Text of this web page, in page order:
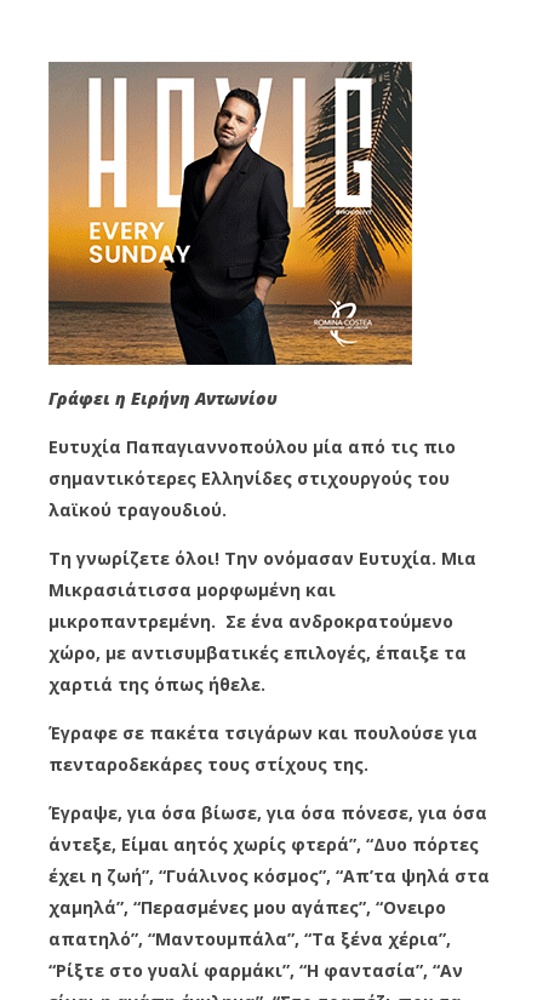
Γράφει η Ειρήνη Αντωνίου
Ευτυχία Παπαγιαννοπούλου μία από τις πιο
σημαντικότερες Ελληνίδες στιχουργούς του
λαϊκού τραγουδιού.
Τη γνωρίζετε όλοι! Την ονόμασαν Ευτυχία. Μια
Μικρασιάτισσα μορφωμένη και
μικροπαντρεμένη. Σε ένα ανδροκρατούμενο
χώρο, με αντισυμβατικές επιλογές, έπαιξε τα
χαρτιά της όπως ήθελε.
Έγραφε σε πακέτα τσιγάρων και πουλούσε για
πενταροδεκάρες τους στίχους της.
Έγραψε, για όσα βίωσε, για όσα πόνεσε, για όσα
άντεξε, Είμαι αητός χωρίς φτερά”, “Δυο πόρτες
έχει η ζωή”, “Γυάλινος κόσμος”, “Απ’τα ψηλά στα
χαμηλά”, “Περασμένες μου αγάπες”, “Ονειρο
απατηλό”, “Μαντουμπάλα”, “Τα ξένα χέρια”,
“Ρίξτε στο γυαλί φαρμάκι”, “Η φαντασία”, “Αν